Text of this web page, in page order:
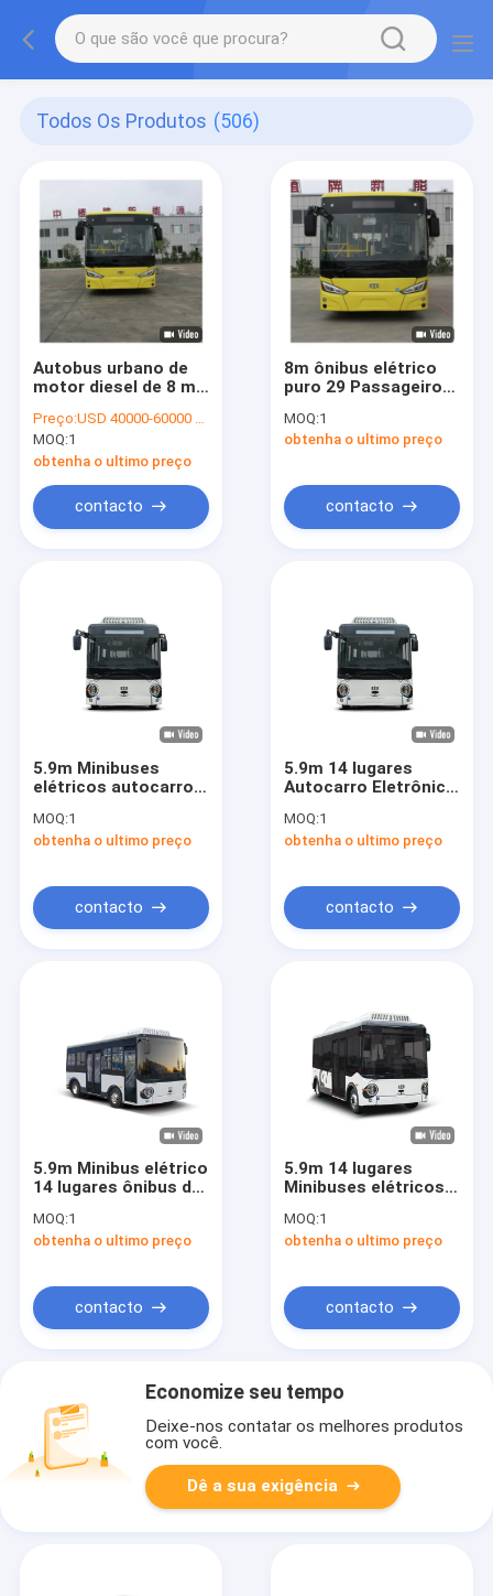
Todos Os Produtos (506)
Autobus urbano de
motor diesel de 8 m
transferência de rota
de alimentação
Preço:USD 40000-60000 per unit
MOQ:1
obtenha o ultimo preço
contacto
8m ônibus elétrico
puro 29 Passageiros
piso baixo Ônibus
público da cidade
MOQ:1
obtenha o ultimo preço
contacto
5.9m Minibuses
elétricos autocarro
lugares para
transporte público.
MOQ:1
obtenha o ultimo preço
contacto
5.9m 14 lugares
Autocarro Eletrônico
Cidade Autocarro de
1 passo Autocarro
MOQ:1
obtenha o ultimo preço
contacto
5.9m Minibus elétrico
14 lugares ônibus de
verde para
transporte público.
MOQ:1
obtenha o ultimo preço
contacto
5.9m 14 lugares
Minibuses elétricos
de cidade New Energy
Van
MOQ:1
obtenha o ultimo preço
contacto
Economize seu tempo
Deixe-nos contatar os melhores produtos
com você.
Dê a sua exigência